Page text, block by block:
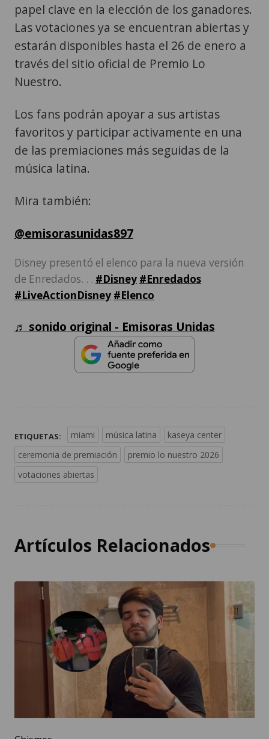
papel clave en la elección de los ganadores.
Las votaciones ya se encuentran abiertas y
estarán disponibles hasta el 26 de enero a
través del sitio oficial de Premio Lo
Nuestro.
Los fans podrán apoyar a sus artistas
favoritos y participar activamente en una
de las premiaciones más seguidas de la
música latina.
Mira también:
@emisorasunidas897
Disney presentó el elenco para la nueva versión
de Enredados. . . #Disney #Enredados
#LiveActionDisney #Elenco
♬ sonido original - Emisoras Unidas
ETIQUETAS: miami música latina
kaseya center
ceremonia de premiación
premio lo nuestro 2026
votaciones abiertas
Artículos Relacionados